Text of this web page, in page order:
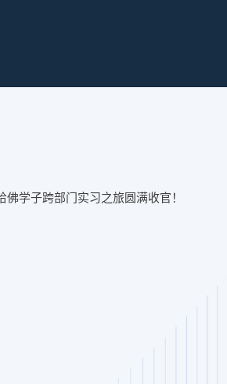
学子跨部门实习之旅圆满收官！